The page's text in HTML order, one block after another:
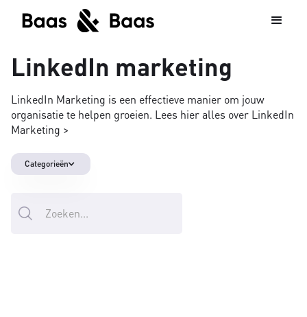
LinkedIn marketing
LinkedIn Marketing is een effectieve manier om jouw
organisatie te helpen groeien. Lees hier alles over LinkedIn
Marketing >
Categorieën